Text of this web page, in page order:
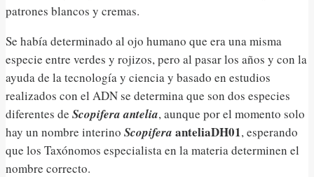
patrones blancos y cremas.
Se había determinado al ojo humano que era una misma
especie entre verdes y rojizos, pero al pasar los años y con la
ayuda de la tecnología y ciencia y basado en estudios
realizados con el ADN se determina que son dos especies
diferentes de Scopifera antelia, aunque por el momento solo
hay un nombre interino Scopifera anteliaDH01, esperando
que los Taxónomos especialista en la materia determinen el
nombre correcto.